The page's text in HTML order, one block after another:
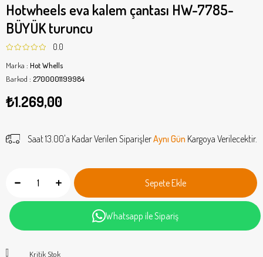
Hotwheels eva kalem çantası HW-7785-
BÜYÜK turuncu
0.0
Marka : Hot Whells
Barkod : 2700001199984
₺1.269,00
Saat 13.00'a Kadar Verilen SiparişlerAynı Gün Kargoya Verilecektir.
Whatsapp ile Sipariş
Kritik Stok